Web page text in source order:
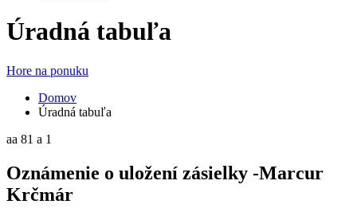
Úradná tabuľa
Hore na ponuku
Domov
Úradná tabuľa
aa 81 a 1
Oznámenie o uložení zásielky -Marcur
Krčmár